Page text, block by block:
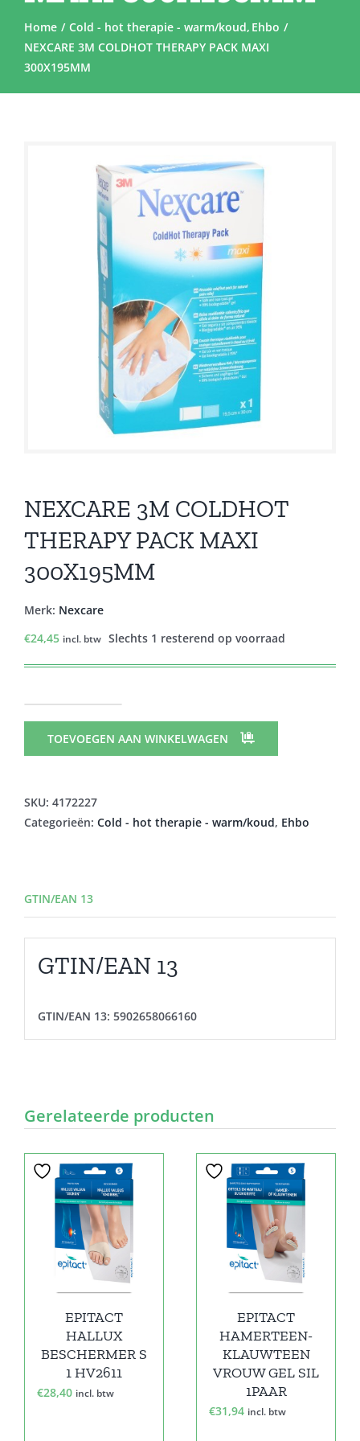
Home Cold - hot therapie - warm/koud Ehbo
NEXCARE 3M COLDHOT THERAPY PACK MAXI
300X195MM
NEXCARE 3M COLDHOT
THERAPY PACK MAXI
300X195MM
Merk: Nexcare
€24,45 incl. btw Slechts 1 resterend op voorraad
3M
COLDHOT
TOEVOEGEN AAN WINKELWAGEN
SKU: 4172227
Categorieën: Cold - hot therapie - warm/koud, Ehbo
GTIN/EAN 13
GTIN/EAN 13
GTIN/EAN 13: 5902658066160
Gerelateerde producten
EPITACT
HALLUX
BESCHERMER S
1 HV2611
€28,40 incl. btw
EPITACT
HAMERTEEN-
KLAUWTEEN
VROUW GEL SIL
1PAAR
€31,94 incl. btw